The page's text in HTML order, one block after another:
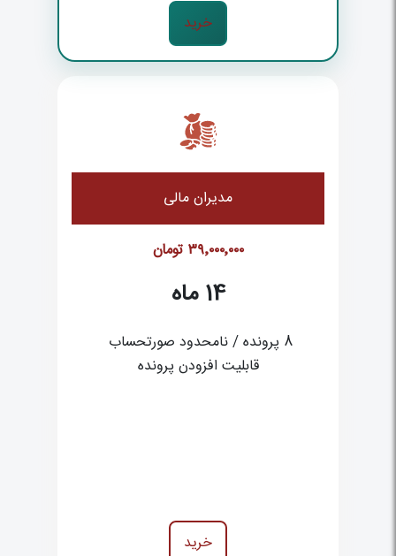
خرید
مدیران مالی
۳۹٬۰۰۰٬۰۰۰ تومان
14ماه
قابلیت افزودن پرونده
خرید